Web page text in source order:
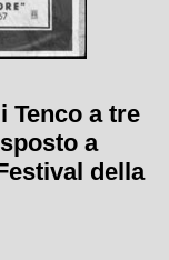
Tenco a tre
a
della